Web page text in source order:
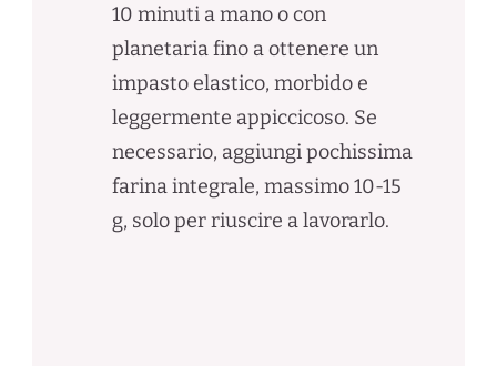
10 minuti a mano o con
planetaria fino a ottenere un
impasto elastico, morbido e
leggermente appiccicoso. Se
necessario, aggiungi pochissima
farina integrale, massimo 10-15
g, solo per riuscire a lavorarlo.